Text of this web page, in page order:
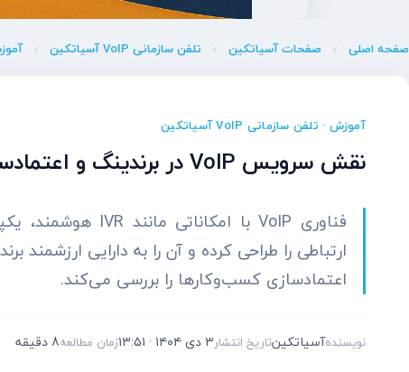
صفحه اصلی صفحات آسیاتکین تلفن سازمانی VoIP آسیاتکین
آموزش · تلفن سازمانی VoIP آسیاتکین
نقش سرویس VoIP در برندینگ و اعتمادسازی کسب‌وکارها: راهنمای جامع
اعتمادسازی کسب‌وکارها را بررسی می‌کند.
نویسندهآسیاتکینتاریخ انتشار۳ دی ۱۴۰۴ · ۱۳:۵۱ زمان مطالعه8 دقیقه